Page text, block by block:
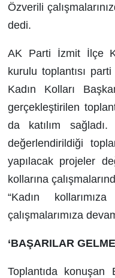
Özverili
dedi.
AK Parti İzmit İlçe
kurulu toplantısı
Kadın Kolları
gerçekleştirilen
da katılım sağladı.
değerlendirildiği
yapılacak projeler
kollarına
“Kadın
çalışmalarımıza
‘BAŞARILAR
Toplantıda